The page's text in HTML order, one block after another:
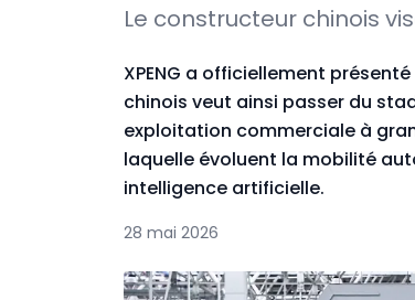
Le constructeur chinois
XPENG a officiellement
chinois veut ainsi passer du
exploitation commerciale à
laquelle évoluent la mobilité
intelligence artificielle.
28 mai 2026